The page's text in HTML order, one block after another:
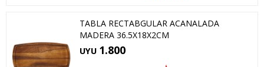
TABLA RECTABGULAR ACANALADA
MADERA 36.5X18X2CM
UYU 1.800